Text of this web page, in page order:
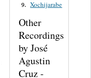
9. Xochijarabe
Other
Recordings
by José
Agustin
Cruz -